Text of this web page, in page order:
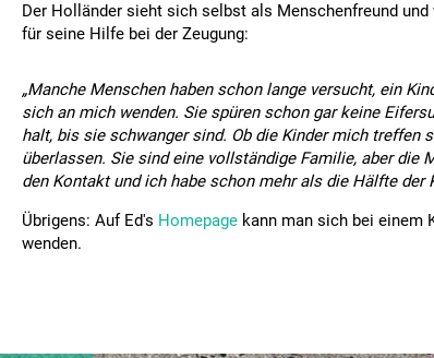
Der Holländer sieht sich selbst als Menschenfreund
für seine Hilfe bei der Zeugung:
„Manche Menschen haben schon lange versucht, ein
sich an mich wenden. Sie spüren schon gar keine
halt, bis sie schwanger sind. Ob die Kinder mich treffen
überlassen. Sie sind eine vollständige Familie, aber die
den Kontakt und ich habe schon mehr als die Hälfte der
Übrigens: Auf Ed's Homepage kann man sich bei einem
wenden.